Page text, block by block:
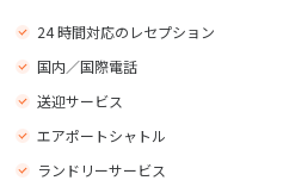
24 時間対応のレセプション
国内／国際電話
送迎サービス
エアポートシャトル
ランドリーサービス